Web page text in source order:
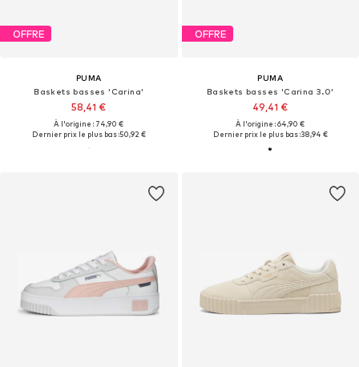
OFFRE
PUMA
Baskets basses 'Carina'
58,41 €
À l'origine : 74,90 €
Dernier prix le plus bas :50,92 €
OFFRE
PUMA
Baskets basses 'Carina 3.0'
49,41 €
À l'origine : 64,90 €
Dernier prix le plus bas :38,94 €